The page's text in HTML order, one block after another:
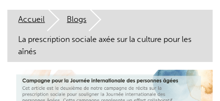
Accueil Blogs
La prescription sociale axée sur la culture pour les
aînés